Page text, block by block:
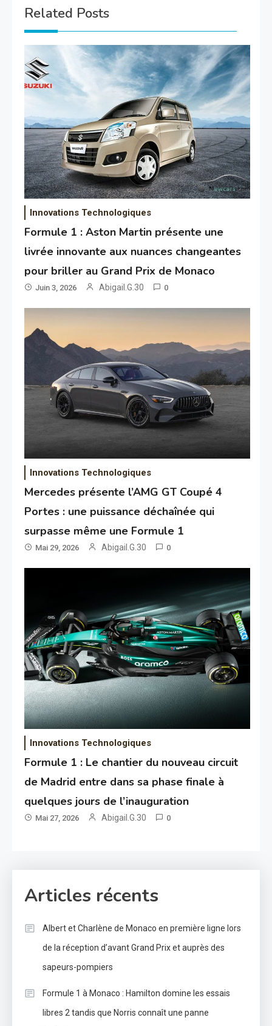
Related Posts
Innovations Technologiques
Formule 1 : Aston Martin présente une
livrée innovante aux nuances changeantes
pour briller au Grand Prix de Monaco
Juin 3, 2026 Abigail.G.30 0
Innovations Technologiques
Mercedes présente l’AMG GT Coupé 4
Portes : une puissance déchaînée qui
surpasse même une Formule 1
Mai 29, 2026 Abigail.G.30 0
Innovations Technologiques
Formule 1 : Le chantier du nouveau circuit
de Madrid entre dans sa phase finale à
quelques jours de l’inauguration
Mai 27, 2026 Abigail.G.30 0
Articles récents
Albert et Charlène de Monaco en première ligne lors
de la réception d’avant Grand Prix et auprès des
sapeurs-pompiers
Formule 1 à Monaco : Hamilton domine les essais
libres 2 tandis que Norris connaît une panne